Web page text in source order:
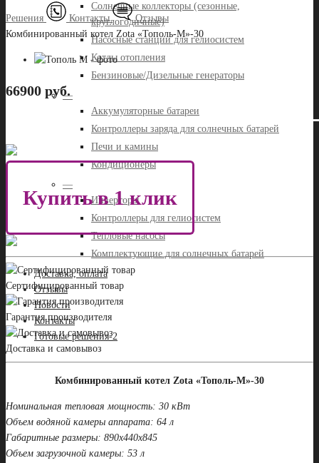
Солнечные коллекторы (сезонные,
круглогодичные)
Насосные станции для гелиосистем
Котлы отопления
Бензиновые/Дизельные генераторы
—
Аккумуляторные батареи
Контроллеры заряда для солнечных батарей
Печи и камины
Кондиционеры
—
Инверторы
Контроллеры для гелиосистем
Тепловые насосы
Комплектующие для солнечных батарей
Доставка, оплата
Отзывы
Новости
Контакты
Готовые решения-2
Решения Контакты
Отзывы
Комбинированный котел Zota «Тополь-М»-30
66900 руб.
Купить в 1 клик
Сертифицированный товар
Гарантия производителя
Доставка и самовывоз
Комбинированный котел Zota «Тополь-М»-30
Номинальная тепловая мощность: 30 кВт
Объем водяной камеры аппарата: 64 л
Габаритные размеры: 890х440х845
Объем загрузочной камеры: 53 л